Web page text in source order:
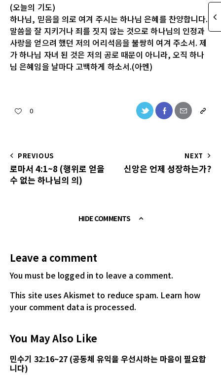
(오늘의 기도)
하나님, 믿음을 의로 여겨 주시는 하나님 은혜를 찬양합니다.
말씀을 잘 지키거나 죄를 짓지 않는 것으로 하나님의 인정과
사랑을 얻으려 했던 저의 어리석음을 불쌍히 여겨 주소서. 제
가 하나님 자녀 된 것은 저의 공로 때문이 아니라, 오직 하나
님 은혜임을 날마다 고백하게 하소서.(아멘)
0
PREVIOUS
로마서 4:1~8 (행위로 얻을
수 없는 하나님의 의)
NEXT
신앙은 언제 성장하는가?
HIDE COMMENTS
Leave a comment
You must be logged in to leave a comment.
This site uses Akismet to reduce spam. Learn how
your comment data is processed.
You May Also Like
민수기 32:16~27 (공동체 유익을 우선시하는 마음이 필요합
니다)